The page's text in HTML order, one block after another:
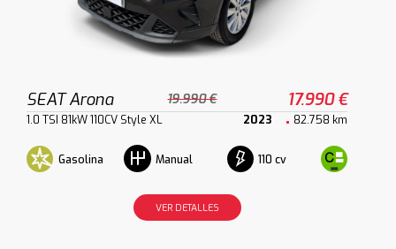
SEAT Arona 19.990 € 17.990 €
1.0 TSI 81kW 110CV Style XL 2023 82.758 km
Gasolina Manual 110 cv
VER DETALLES